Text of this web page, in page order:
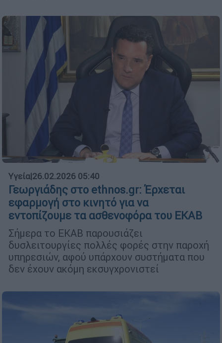
Υγεία|26.02.2026 05:40
Γεωργιάδης στο ethnos.gr: Έρχεται
εφαρμογή στο κινητό για να
εντοπίζουμε τα ασθενοφόρα του ΕΚΑΒ
Σήμερα το ΕΚΑΒ παρουσιάζει
δυσλειτουργίες πολλές φορές στην παροχή
υπηρεσιών, αφού υπάρχουν συστήματα που
δεν έχουν ακόμη εκσυγχρονιστεί